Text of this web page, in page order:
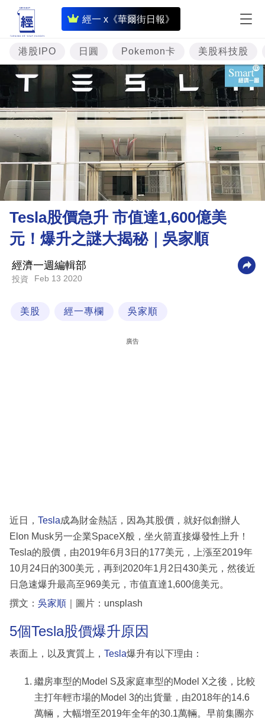
經一 x《華爾街日報》
即
時
財
經
專
題
資
樓
市
理
財
商
業
科
區
港股IPO 日圓 Pokemon卡 美股科技股
Tesla股價急升 市值達1,600億美
元！爆升之謎大揭秘｜吳家順
經濟一週編輯部
投資 Feb 13 2020
美股 經一專欄 吳家順
廣告
近日， Tesla成為財金熱話，因為其股價，就好似創辦人
Elon Musk另一企業SpaceX般，坐火箭直接爆發性上升！
Tesla的股價，由2019年6月3日的177美元，上漲至2019年
10月24日的300美元，再到2020年1月2日430美元，然後近
日急速爆升最高至969美元，市值直達1,600億美元。
撰文： 吳家順 ｜圖片：unsplash
5個Tesla股價爆升原因
表面上，以及實質上， Tesla爆升有以下理由：
繼房車型的Model S及家庭車型的Model X之後，比較
主打年輕市場的Model 3的出貨量，由2018年的14.6
萬輛，大幅增至2019年全年的30.1萬輛。早前集團亦